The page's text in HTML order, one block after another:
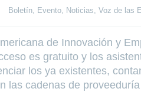
Boletín, Evento, Noticias, Voz de las
de Innovación y
es gratuito y los
los ya existentes,
las cadenas de